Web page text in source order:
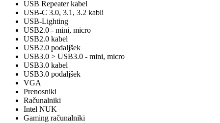
USB Repeater kabel
USB-C 3.0, 3.1, 3.2 kabli
USB-Lighting
USB2.0 - mini, micro
USB2.0 kabel
USB2.0 podaljšek
USB3.0 > USB3.0 - mini, micro
USB3.0 kabel
USB3.0 podaljšek
VGA
Prenosniki
Računalniki
Intel NUK
Gaming računalniki